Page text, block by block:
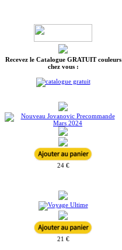
Recevez le Catalogue GRATUIT couleurs
chez vous :
24 €
21 €